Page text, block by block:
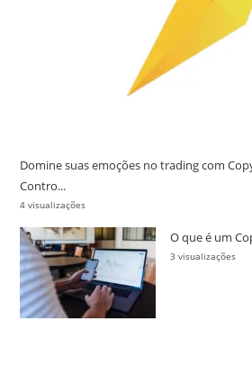
Domine suas emoções no trading com
Contro...
4 visualizações
O que é um
3 visualizações